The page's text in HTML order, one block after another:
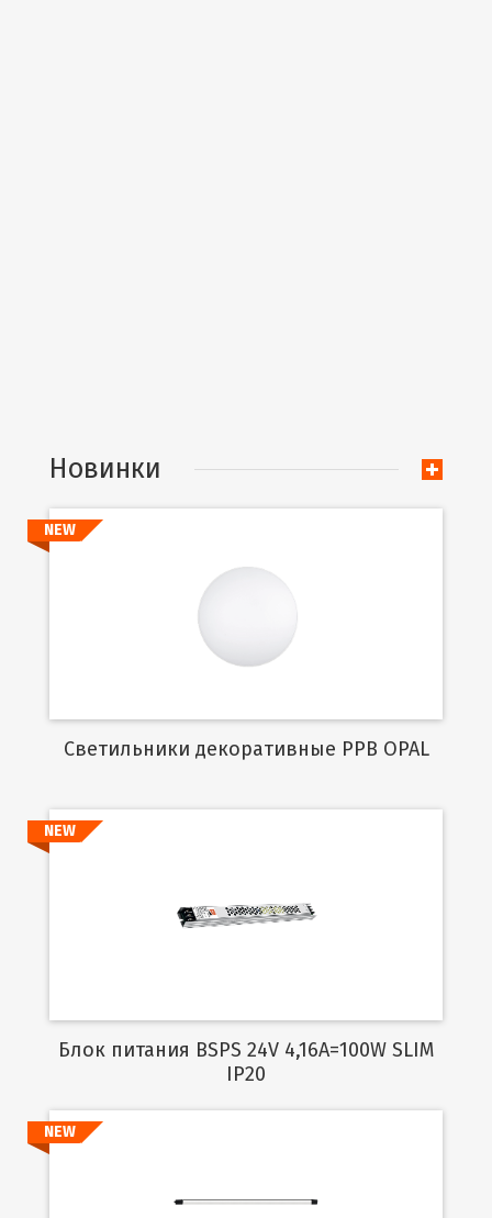
Новинки
NEW
Cветильники декоративные PPB OPAL
Подробнее
NEW
Блок питания BSPS 24V 4,16A=100W SLIM
IP20
NEW